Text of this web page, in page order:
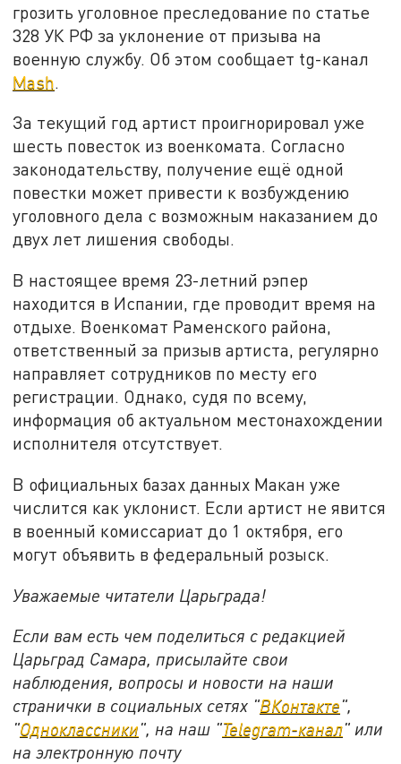
грозить уголовное преследование по статье
328 УК РФ за уклонение от призыва на
военную службу. Об этом сообщает tg-канал
Mash.
За текущий год артист проигнорировал уже
шесть повесток из военкомата. Согласно
законодательству, получение ещё одной
повестки может привести к возбуждению
уголовного дела с возможным наказанием до
двух лет лишения свободы.
В настоящее время 23-летний рэпер
находится в Испании, где проводит время на
отдыхе. Военкомат Раменского района,
ответственный за призыв артиста, регулярно
направляет сотрудников по месту его
регистрации. Однако, судя по всему,
информация об актуальном местонахождении
исполнителя отсутствует.
В официальных базах данных Макан уже
числится как уклонист. Если артист не явится
в военный комиссариат до 1 октября, его
могут объявить в федеральный розыск.
Уважаемые читатели Царьграда!
Если вам есть чем поделиться с редакцией
Царьград Самара, присылайте свои
наблюдения, вопросы и новости на наши
странички в социальных сетях "ВКонтакте",
"Одноклассники", на наш "Telegram-канал" или
на электронную почту